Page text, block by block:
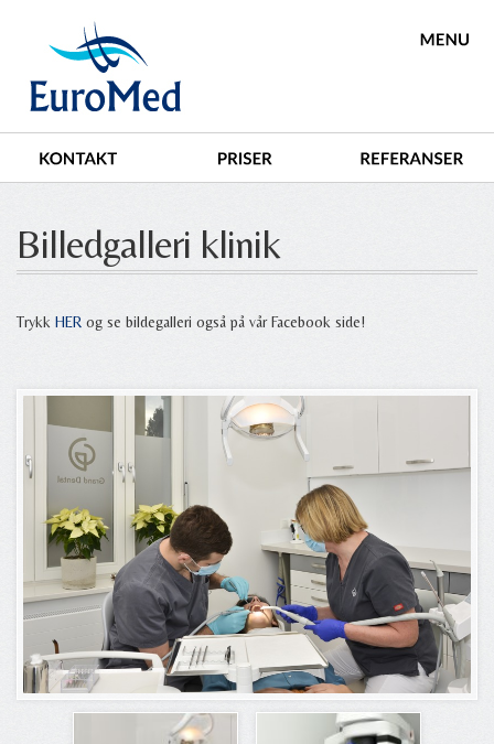
Billedgalleri klinik
Trykk HER og se bildegalleri også på vår Facebook side!